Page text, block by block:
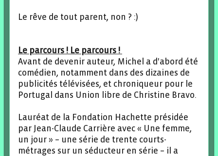
Le rêve de tout parent, non ? :)
Le parcours ! Le parcours !
Avant de devenir auteur, Michel a d'abord été
comédien, notamment dans des dizaines de
publicités télévisées, et chroniqueur pour le
Portugal dans Union libre de Christine Bravo.
Lauréat de la Fondation Hachette présidée
par Jean-Claude Carrière avec « Une femme,
un jour » – une série de trente courts-
métrages sur un séducteur en série – il a